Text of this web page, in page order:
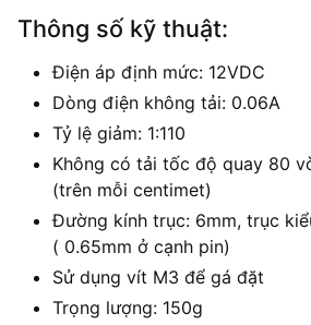
Thông số kỹ thuật:
Điện áp định mức: 12VDC
Dòng điện không tải: 0.06A
Tỷ lệ giảm: 1:110
Không có tải tốc độ quay 80
(trên mỗi centimet)
Đường kính trục: 6mm, trục
( 0.65mm ở cạnh pin)
Sử dụng vít M3 để gá đặt
Trọng lượng: 150g